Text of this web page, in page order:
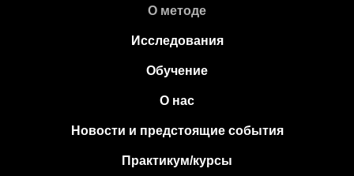
О методе
Исследования
Обучение
О нас
Новости и предстоящие события
Практикум/курсы